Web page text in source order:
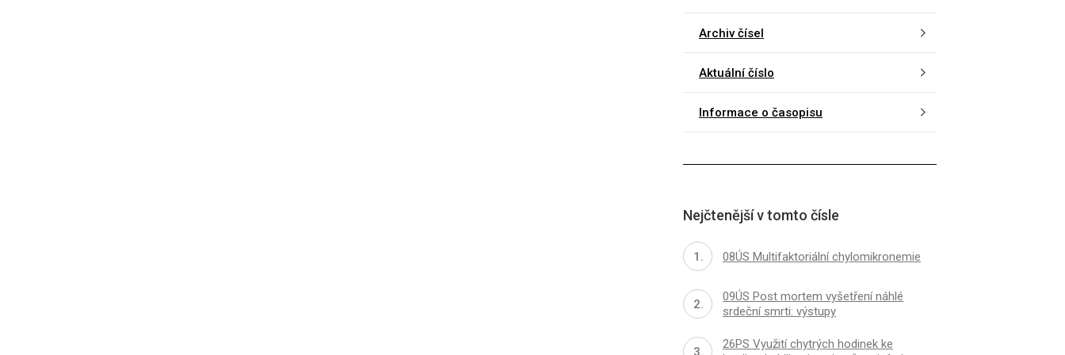
Archiv čísel
Aktuální číslo
Informace o časopisu
Nejčtenější v tomto čísle
08ÚS Multifaktoriální chylomikronemie
09ÚS Post mortem vyšetření náhlé
srdeční smrti: výstupy
26PS Využití chytrých hodinek ke